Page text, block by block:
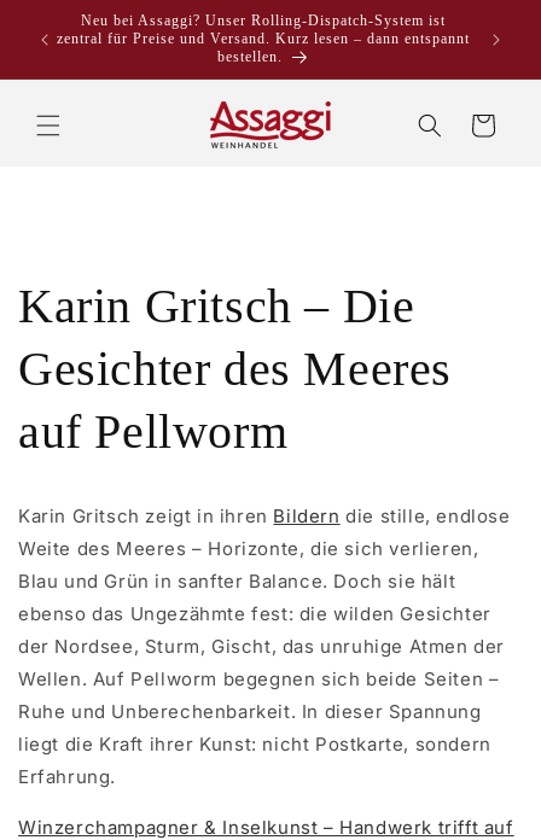
Inhalt
Neu bei Assaggi? Unser Rolling-Dispatch-System ist
zentral für Preise und Versand. Kurz lesen – dann entspannt
bestellen.
Warenkorb
Karin Gritsch – Die
Gesichter des Meeres
auf Pellworm
Karin Gritsch zeigt in ihren Bildern die stille, endlose
Weite des Meeres – Horizonte, die sich verlieren,
Blau und Grün in sanfter Balance. Doch sie hält
ebenso das Ungezähmte fest: die wilden Gesichter
der Nordsee, Sturm, Gischt, das unruhige Atmen der
Wellen. Auf Pellworm begegnen sich beide Seiten –
Ruhe und Unberechenbarkeit. In dieser Spannung
liegt die Kraft ihrer Kunst: nicht Postkarte, sondern
Erfahrung.
Winzerchampagner & Inselkunst – Handwerk trifft auf